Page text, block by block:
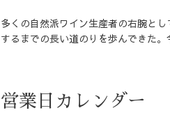
多くの自然派ワイン生産者の右腕と
するまでの長い道のりを歩んできた
営業日カレンダー